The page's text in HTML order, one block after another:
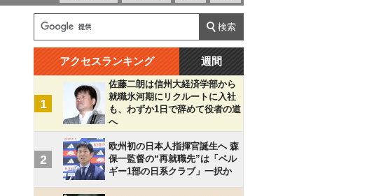
アクセスランキング 週間
1
佐藤二朗は信州大経済学部から
就職氷河期にリクルートに入社
も、わずか1日で辞めて役者の道
へ
2
欧州初の日本人指揮官誕生へ 森
保一監督の“再就職先”は「ベル
ギー1部の日系クラブ」一択か